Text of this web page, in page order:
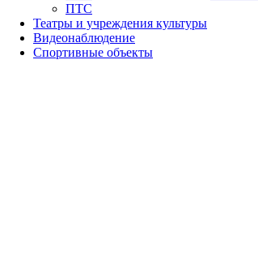
ПТС
Театры и учреждения культуры
Видеонаблюдение
Спортивные объекты